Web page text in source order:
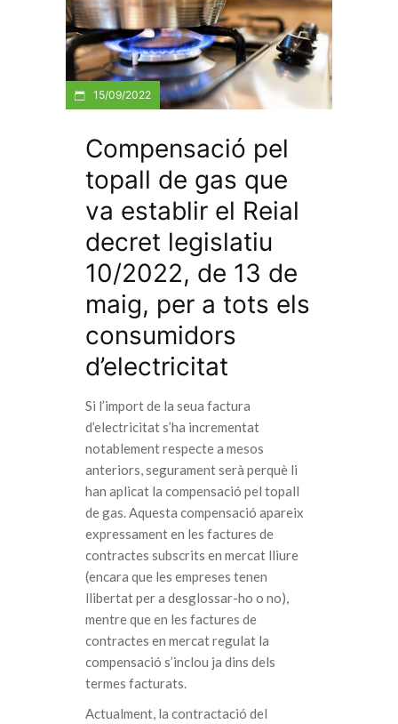
15/09/2022
Compensació pel
topall de gas que
va establir el Reial
decret legislatiu
10/2022, de 13 de
maig, per a tots els
consumidors
d’electricitat
Si l’import de la seua factura
d’electricitat s’ha incrementat
notablement respecte a mesos
anteriors, segurament serà perquè li
han aplicat la compensació pel topall
de gas. Aquesta compensació apareix
expressament en les factures de
contractes subscrits en mercat lliure
(encara que les empreses tenen
llibertat per a desglossar-ho o no),
mentre que en les factures de
contractes en mercat regulat la
compensació s’inclou ja dins dels
termes facturats.
Actualment, la contractació del